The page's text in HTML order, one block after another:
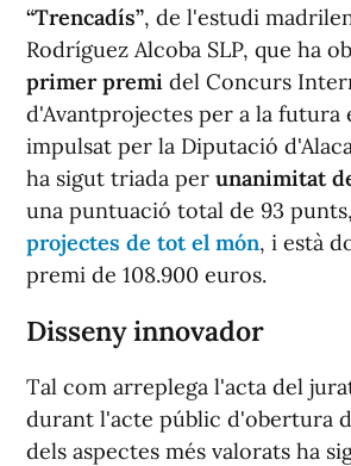
“Trencadís”, de l'estudi
Rodríguez Alcoba SLP, que ha
primer premi del Concurs
d'Avantprojectes per a la futura
impulsat per la Diputació
ha sigut triada per unanimitat
una puntuació total de 93
projectes de tot el món, i està
premi de 108.900 euros.
Disseny innovador
Tal com arreplega l'acta del
durant l'acte públic d'obertura
dels aspectes més valorats ha